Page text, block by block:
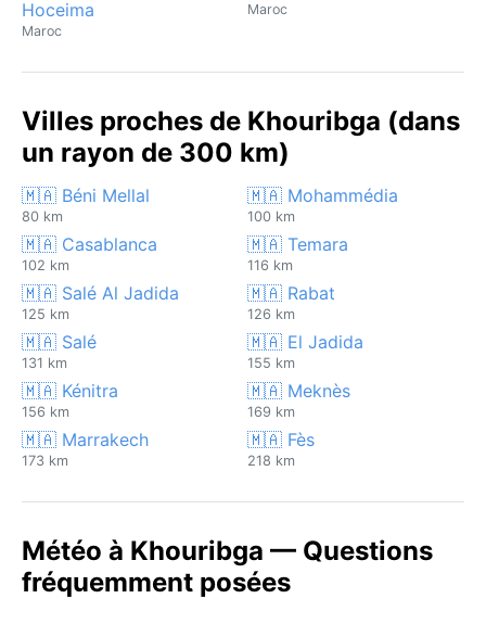
Hoceima
Maroc
Maroc
Villes proches de Khouribga (dans
un rayon de 300 km)
🇲🇦 Béni Mellal
80 km
🇲🇦 Mohammédia
100 km
🇲🇦 Casablanca
102 km
🇲🇦 Temara
116 km
🇲🇦 Salé Al Jadida
125 km
🇲🇦 Rabat
126 km
🇲🇦 Salé
131 km
🇲🇦 El Jadida
155 km
🇲🇦 Kénitra
156 km
🇲🇦 Meknès
169 km
🇲🇦 Marrakech
173 km
🇲🇦 Fès
218 km
Météo à Khouribga — Questions
fréquemment posées